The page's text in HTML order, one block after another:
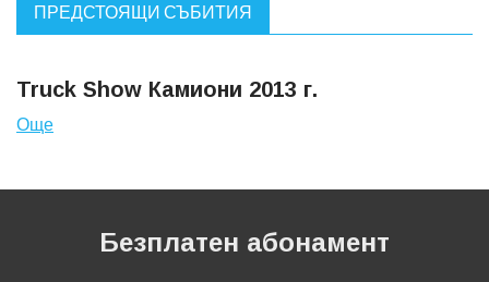
ПРЕДСТОЯЩИ СЪБИТИЯ
Truck Show Камиони 2013 г.
Още
Безплатен абонамент